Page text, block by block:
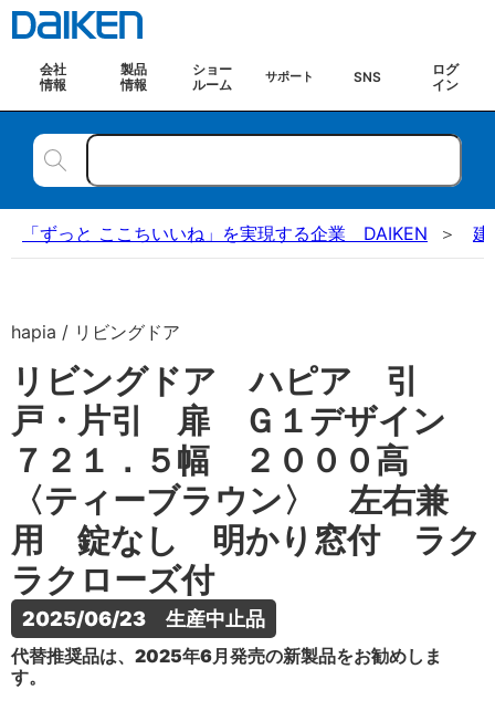
会社
情報
製品
情報
ショー
ルーム
サポート SNS
ログ
イン
「ずっと ここちいいね」を実現する企業 DAIKEN 建
hapia / リビングドア
リビングドア ハピア 引
戸・片引 扉 Ｇ１デザイン
７２１．５幅 ２０００高
〈ティーブラウン〉 左右兼
用 錠なし 明かり窓付 ラク
ラクローズ付
2025/06/23　生産中止品
代替推奨品は、2025年6月発売の新製品をお勧めしま
す。